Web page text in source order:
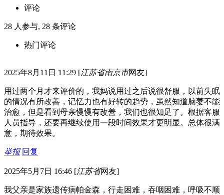
评论
28 人参与, 28 条评论
热门评论
2025年8月11日 11:29 [江苏省南京市网友]
用过两个月才来评价的，我妈说用过之后说很舒服，以前失眠
的情况有所改善，记忆力也有好转的趋势，虽然知道脑萎不能
治愈，但是看到母亲慢慢有改善，我们也很知足了。根据客服
人员指导，还要再继续使用一段时间效果才更明显。总体很满
意，期待效果。
举报 回复
2025年5月7日 16:46 [江苏省网友]
我父亲是家族遗传病帕金森，行走困难，吞咽困难，呼吸不顺